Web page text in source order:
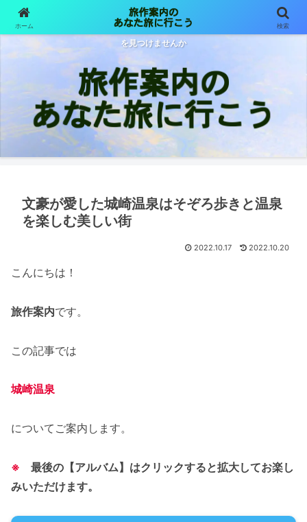
旅は目的も行先も様々 旅作案内が体験した旅をご紹介します あなた色の旅
を見つけませんか
文豪が愛した城崎温泉はそぞろ歩きと温泉
を楽しむ美しい街
2022.10.17 2022.10.20
こんにちは！
旅作案内です。
この記事では
城崎温泉
についてご案内します。
※
最後の【アルバム】はクリックすると拡大してお楽し
みいただけます。
ホーム 検索